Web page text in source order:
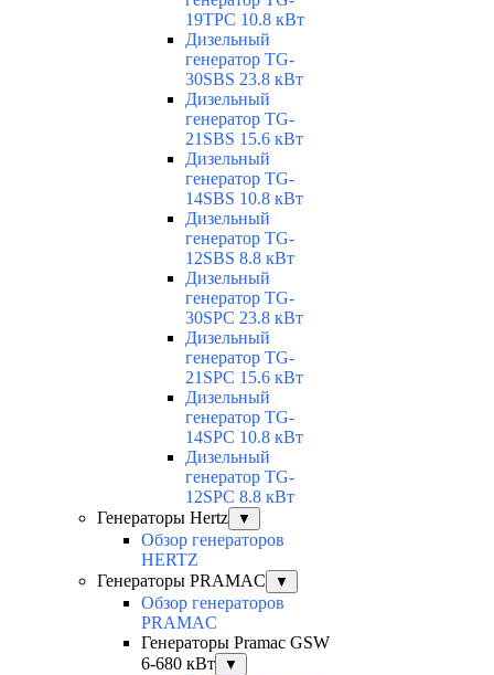
19TPC 10.8 кВт
Дизельный
генератор TG-
30SBS 23.8 кВт
Дизельный
генератор TG-
21SBS 15.6 кВт
Дизельный
генератор TG-
14SBS 10.8 кВт
Дизельный
генератор TG-
12SBS 8.8 кВт
Дизельный
генератор TG-
30SPC 23.8 кВт
Дизельный
генератор TG-
21SPC 15.6 кВт
Дизельный
генератор TG-
14SPC 10.8 кВт
Дизельный
генератор TG-
12SPC 8.8 кВт
Генераторы Hertz
▼
Обзор генераторов
HERTZ
Генераторы PRAMAC
▼
Обзор генераторов
PRAMAC
Генераторы Pramac GSW
6-680 кВт
▼